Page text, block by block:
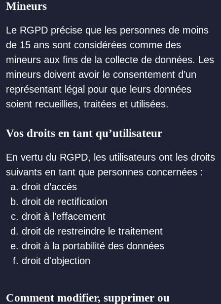
Mineurs
Le RGPD précise que les personnes de moins
de 15 ans sont considérées comme des
mineurs aux fins de la collecte de données. Les
mineurs doivent avoir le consentement d’un
représentant légal pour que leurs données
soient recueillies, traitées et utilisées.
Vos droits en tant qu’utilisateur
En vertu du RGPD, les utilisateurs ont les droits
suivants en tant que personnes concernées :
droit d’accès
droit de rectification
droit à l’effacement
droit de restreindre le traitement
droit à la portabilité des données
droit d'objection
Comment modifier, supprimer ou